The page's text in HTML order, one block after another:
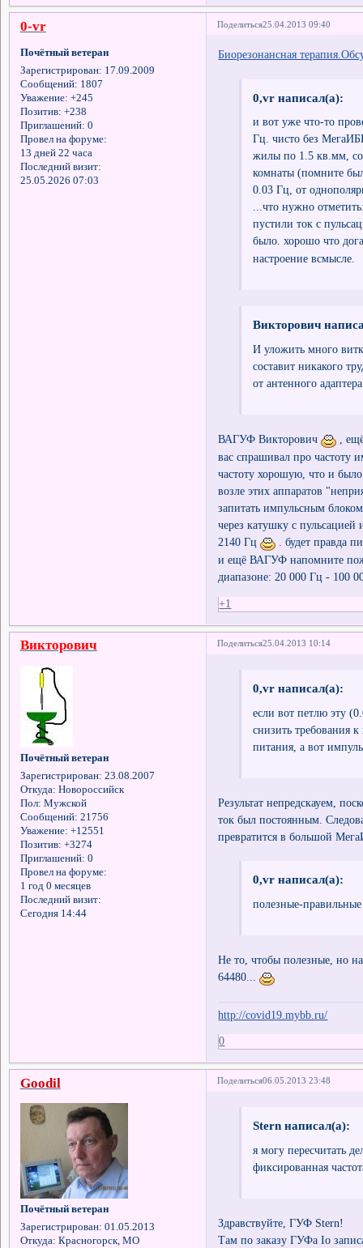
Поделиться25.04.2013 09:40
0-vr
Почётный ветеран
Зарегистрирован: 17.09.2009
Сообщений: 1807
Уважение: +245
Позитив: +238
Приглашений: 0
Провел на форуме:
13 дней 22 часа
Последний визит:
25.05.2026 07:03
Биорезонансная
0,vr написал(а):
и вот уже что-то
Гц. чисто без
жилы по 1.5 кв.мм,
комнаты (помните
0.03 Гц, от
...что нужно
пустили ток с
было. хорошо что
настроение всмысле.
Викторович
И уложить много
составит никакого
от антенного
ВАГУФ Викторович
,
вас спрашивал про частоту
частоту хорошую, что и
возле этих аппаратов
запитать импульсным
через катушку с
2140 Гц
. будет правда
и ещё ВАГУФ напомните
диапазоне: 20 000 Гц - 100
+1
Поделиться25.04.2013 10:14
Викторович
Почётный ветеран
Зарегистрирован: 23.08.2007
Откуда: Новороссийск
Пол: Мужской
Сообщений: 21756
Уважение: +12551
Позитив: +3274
Приглашений: 0
Провел на форуме:
1 год 0 месяцев
Последний визит:
Сегодня 14:44
0,vr написал(а):
если вот петлю эту
снизить требования к
питания, а вот
Результат непредскауем,
ток был постоянным.
превратится в большой
0,vr написал(а):
полезные-
Не то, чтобы полезные, но
64480...
http://covid19.mybb.ru/
0
Поделиться06.05.2013 23:48
Goodil
Почётный ветеран
Зарегистрирован: 01.05.2013
Откуда: Красногорск, МО
Stern написал(а):
я могу пересчитать
фиксированная
Здравствуйте, ГУФ Stern!
Там по заказу ГУФа Io